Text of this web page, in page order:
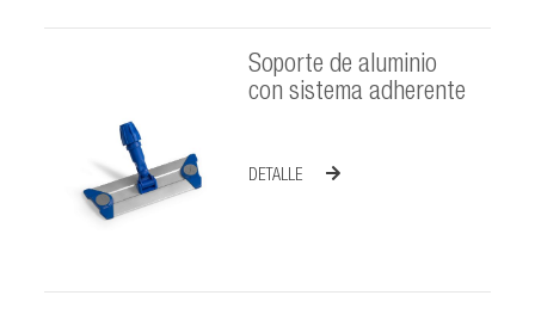
Soporte de aluminio
con sistema adherente
DETALLE